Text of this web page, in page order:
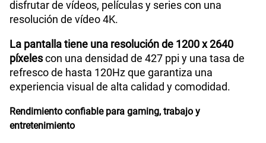
VoLTE
VoWiFi
disfrutar de vídeos, películas y series con una
resolución de vídeo 4K.
La pantalla tiene una resolución de 1200 x 2640
píxelescon una densidad de 427 ppi y una tasa de
refresco de hasta 120Hz que garantiza una
experiencia visual de alta calidad y comodidad.
Rendimiento confiable para gaming, trabajo y
entretenimiento